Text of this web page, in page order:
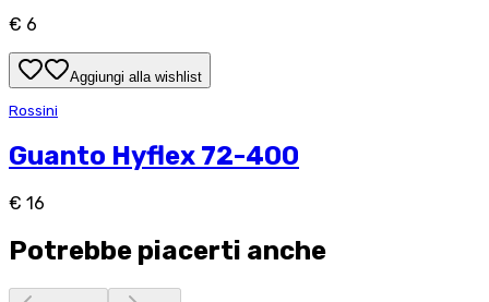
€ 6
Aggiungi alla wishlist
Rossini
Guanto Hyflex 72-400
€ 16
Potrebbe piacerti anche